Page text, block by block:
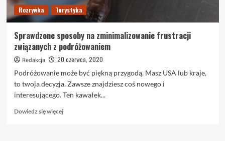
Rozrywka Turystyka
Sprawdzone sposoby na zminimalizowanie frustracji
związanych z podróżowaniem
Redakcja
20 czerwca, 2020
Podróżowanie może być piękną przygodą. Masz USA lub kraje,
to twoja decyzja. Zawsze znajdziesz coś nowego i
interesującego. Ten kawałek...
Dowiedz się więcejDowiedz